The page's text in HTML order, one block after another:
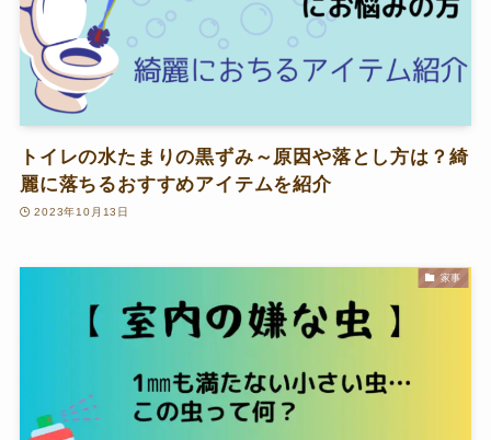
トイレの水たまりの黒ずみ～原因や落とし方は？綺
麗に落ちるおすすめアイテムを紹介
2023年10月13日
家事